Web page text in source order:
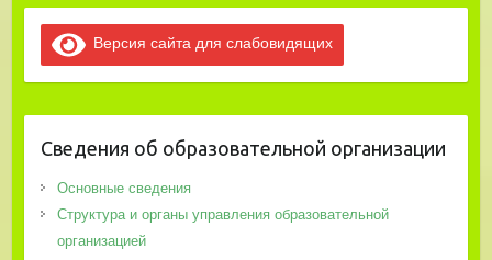
Версия сайта для слабовидящих
Сведения об образовательной организации
Основные сведения
Структура и органы управления образовательной
организацией